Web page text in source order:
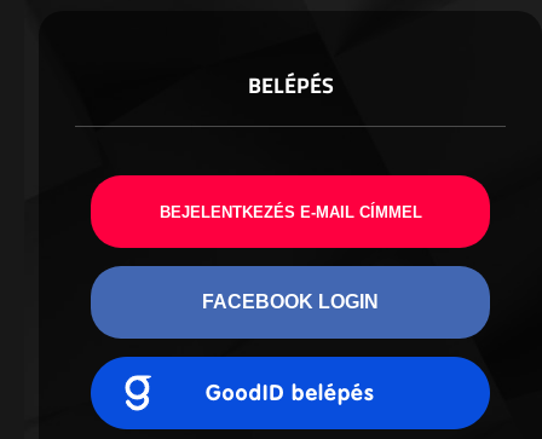
BELÉPÉS
BEJELENTKEZÉS E-MAIL CÍMMEL
FACEBOOK LOGIN